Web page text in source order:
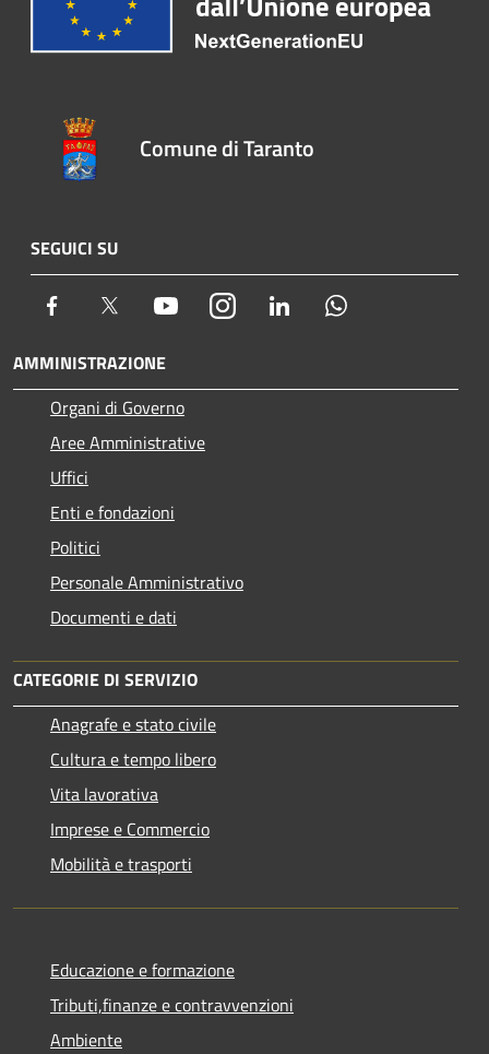
Comune di Taranto
SEGUICI SU
Facebook Twitter YoutubeInstagram LinkedIn
AMMINISTRAZIONE
Organi di Governo
Aree Amministrative
Uffici
Enti e fondazioni
Politici
Personale Amministrativo
Documenti e dati
CATEGORIE DI SERVIZIO
Anagrafe e stato civile
Cultura e tempo libero
Vita lavorativa
Imprese e Commercio
Mobilità e trasporti
Educazione e formazione
Tributi,finanze e contravvenzioni
Ambiente